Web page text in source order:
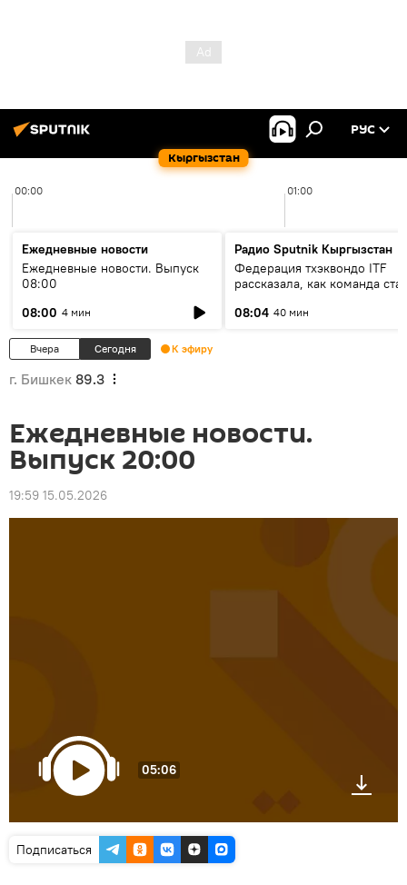
Кыргызстан
РУС
00:00 01:00
Ежедневные новости
Ежедневные новости. Выпуск
08:00
08:00 4 мин
Радио Sputnik Кыргызстан
Федерация тхэквондо ITF
рассказала, как команда
08:04 40 мин
Вчера Сегодня К эфиру
г. Бишкек 89.3
Ежедневные новости.
Выпуск 20:00
19:59 15.05.2026
05:06
Подписаться